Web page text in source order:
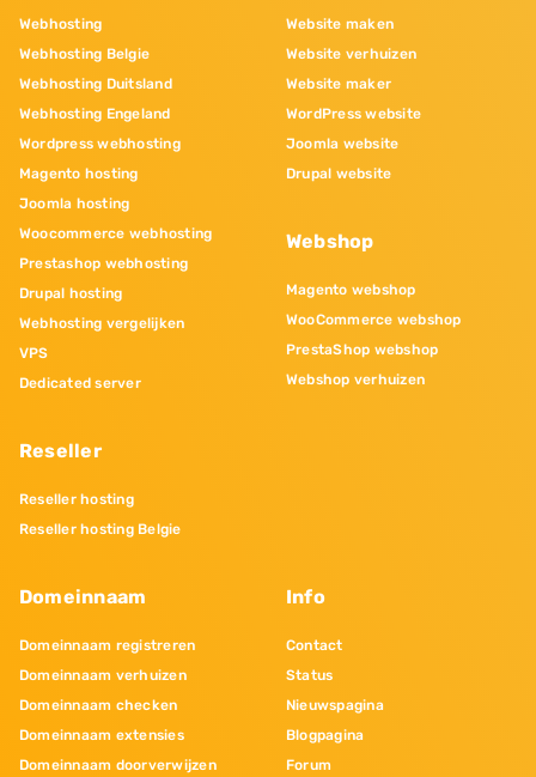
Webhosting
Webhosting Belgie
Webhosting Duitsland
Webhosting Engeland
Wordpress webhosting
Magento hosting
Joomla hosting
Woocommerce webhosting
Prestashop webhosting
Drupal hosting
Webhosting vergelijken
VPS
Dedicated server
Reseller
Reseller hosting
Reseller hosting Belgie
Website maken
Website verhuizen
Website maker
WordPress website
Joomla website
Drupal website
Webshop
Magento webshop
WooCommerce webshop
PrestaShop webshop
Webshop verhuizen
Domeinnaam
Domeinnaam registreren
Domeinnaam verhuizen
Domeinnaam checken
Domeinnaam extensies
Domeinnaam doorverwijzen
Info
Contact
Status
Nieuwspagina
Blogpagina
Forum